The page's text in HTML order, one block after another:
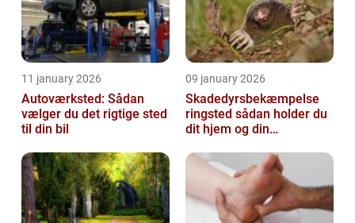
11 january 2026
Autoværksted: Sådan
vælger du det rigtige sted
til din bil
09 january 2026
Skadedyrsbekæmpelse
ringsted sådan holder du
dit hjem og din
gæster